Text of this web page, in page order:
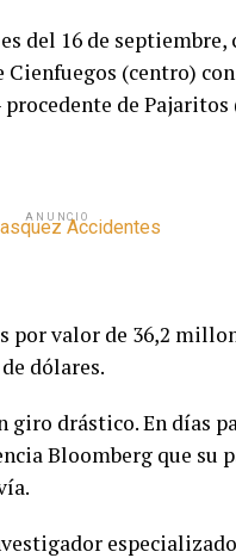
del 16 de
(centro)
de
ANUNCIO
por valor de 36,2
dólares.
drástico. En días
Bloomberg que su